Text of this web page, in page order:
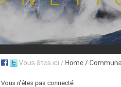
Vous êtes ici / Home /
Vous n'êtes pas connecté